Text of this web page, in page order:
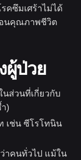
คซึมเศร้าไม่ได้
นคุณภาพชีวิต
ผู้ป่วย
ส่วนที่เกี่ยวกับ
)
เช่น ซีโรโทนิน
าคนทั่วไป แม้ใน